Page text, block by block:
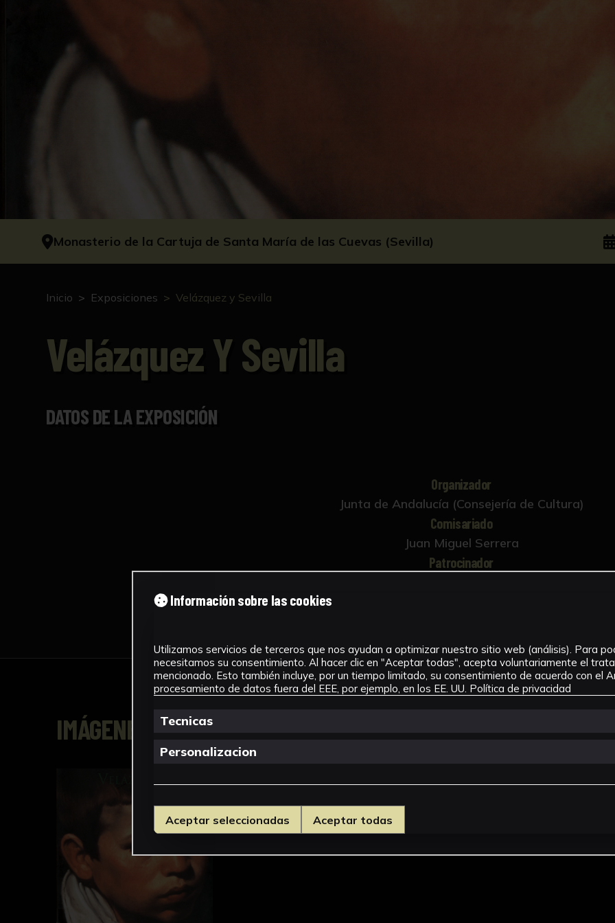
Monasterio de la Cartuja de Santa María de las Cuevas (Sevilla)
Inicio Exposiciones Velázquez y Sevilla
Velázquez Y Sevilla
DATOS DE LA EXPOSICIÓN
Organizador
Junta de Andalucía (Consejería de Cultura)
Comisariado
Juan Miguel Serrera
Patrocinador
IMÁGENES
Información sobre las cookies
Utilizamos servicios de terceros que nos ayudan a optimizar nuestro sitio web (análisis). Para
necesitamos su consentimiento. Al hacer clic en "Aceptar todas", acepta voluntariamente el
mencionado. Esto también incluye, por un tiempo limitado, su consentimiento de acuerdo con el
procesamiento de datos fuera del EEE, por ejemplo, en los EE. UU. Política de privacidad
Tecnicas
Personalizacion
Aceptar seleccionadas Aceptar todas